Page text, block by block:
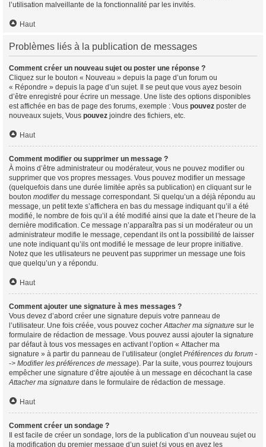
l’utilisation malveillante de la fonctionnalité par les invités.
Haut
Problèmes liés à la publication de messages
Comment créer un nouveau sujet ou poster une réponse ?
Cliquez sur le bouton « Nouveau » depuis la page d’un forum ou
« Répondre » depuis la page d’un sujet. Il se peut que vous ayez besoin
d’être enregistré pour écrire un message. Une liste des options disponibles
est affichée en bas de page des forums, exemple : Vous pouvez poster de
nouveaux sujets, Vous pouvez joindre des fichiers, etc.
Haut
Comment modifier ou supprimer un message ?
À moins d’être administrateur ou modérateur, vous ne pouvez modifier ou
supprimer que vos propres messages. Vous pouvez modifier un message
(quelquefois dans une durée limitée après sa publication) en cliquant sur le
bouton modifierdu message correspondant. Si quelqu’un a déjà répondu au
message, un petit texte s’affichera en bas du message indiquant qu’il a été
modifié, le nombre de fois qu’il a été modifié ainsi que la date et l’heure de la
dernière modification. Ce message n’apparaîtra pas si un modérateur ou un
administrateur modifie le message, cependant ils ont la possibilité de laisser
une note indiquant qu’ils ont modifié le message de leur propre initiative.
Notez que les utilisateurs ne peuvent pas supprimer un message une fois
que quelqu’un y a répondu.
Haut
Comment ajouter une signature à mes messages ?
Vous devez d’abord créer une signature depuis votre panneau de
l’utilisateur. Une fois créée, vous pouvez cocherAttacher ma signature sur le
formulaire de rédaction de message. Vous pouvez aussi ajouter la signature
par défaut à tous vos messages en activant l’option « Attacher ma
signature » à partir du panneau de l’utilisateur (ongletPréférences du forum -
-> Modifier les préférences de message). Par la suite, vous pourrez toujours
empêcher une signature d’être ajoutée à un message en décochant la case
Attacher ma signature dans le formulaire de rédaction de message.
Haut
Comment créer un sondage ?
Il est facile de créer un sondage, lors de la publication d’un nouveau sujet ou
la modification du premier message d’un sujet (si vous en avez les